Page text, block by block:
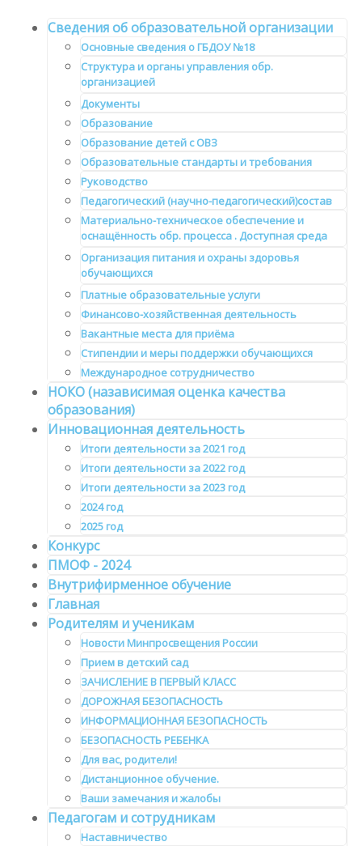
Сведения об образовательной организации
Основные сведения о ГБДОУ №18
Структура и органы управления обр.
организацией
Документы
Образование
Образование детей с ОВЗ
Образовательные стандарты и требования
Руководство
Педагогический (научно-педагогический)состав
Материально-техническое обеспечение и
оснащённость обр. процесса . Доступная среда
Организация питания и охраны здоровья
обучающихся
Платные образовательные услуги
Финансово-хозяйственная деятельность
Вакантные места для приёма
Стипендии и меры поддержки обучающихся
Международное сотрудничество
НОКО (назависимая оценка качества
образования)
Инновационная деятельность
Итоги деятельности за 2021 год
Итоги деятельности за 2022 год
Итоги деятельности за 2023 год
2024 год
2025 год
Конкурс
ПМОФ - 2024
Внутрифирменное обучение
Главная
Родителям и ученикам
Новости Минпросвещения России
Прием в детский сад
ЗАЧИСЛЕНИЕ В ПЕРВЫЙ КЛАСС
ДОРОЖНАЯ БЕЗОПАСНОСТЬ
ИНФОРМАЦИОННАЯ БЕЗОПАСНОСТЬ
БЕЗОПАСНОСТЬ РЕБЕНКА
Для вас, родители!
Дистанционное обучение.
Ваши замечания и жалобы
Педагогам и сотрудникам
Наставничество